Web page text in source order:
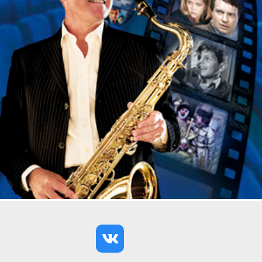
записаны компакт-диски: «Фестиваль
П.И.Чайковского», «Симфонические танцы»,
«Симфонические вальсы», «Симфонии Моцарта»
и оратория Генделя «Святая Цецилия».
Программа концерта:
Дирижер - Александр Канторов
Глинка
: Вальс-фантазия;Глазунов: Концертный
вальс № 2;
Чайковский: Вальс из балета
«Спящая красавица»;Дунаевский: Концертный
вальс;Свиридов: Вальс из музыкальных
иллюстраций к повести А. С. Пушкина «Метель»;
А.Петров: Вальс из музыки к кинофильму
«Петербургские тайны»;Шостакович : Вальс из
сюиты № 2 для джаз-оркестра;Хачатурян: Вальс
Вальдтейфель: «Студентка», вальс, «Сирены»,
И. Штраус (сын)
женщины и песни», Вальс, «Поезд удовольствий»,